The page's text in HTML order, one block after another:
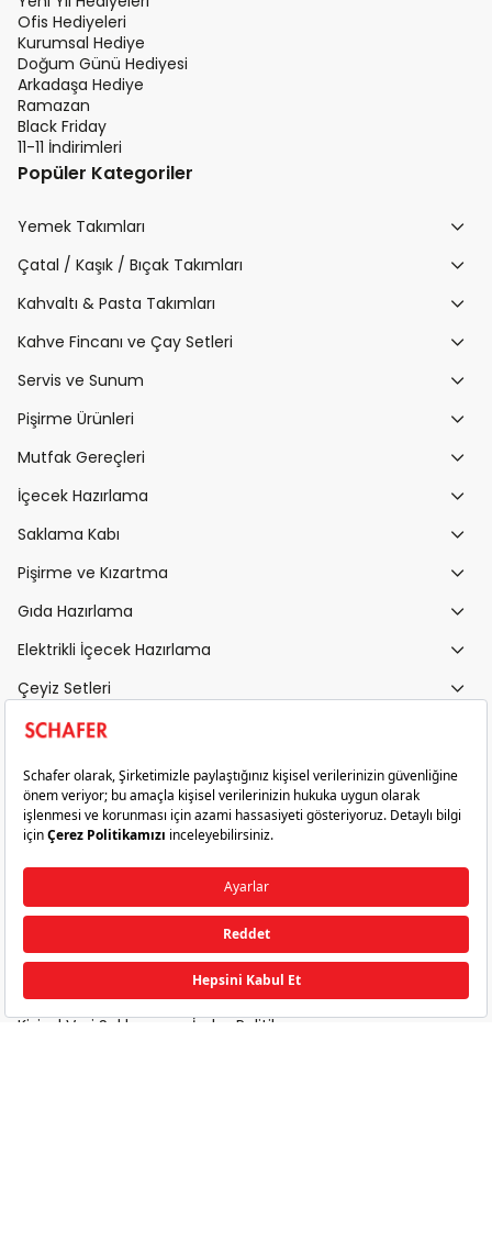
Ofis Hediyeleri
Kurumsal Hediye
Doğum Günü Hediyesi
Arkadaşa Hediye
Ramazan
Black Friday
11-11 İndirimleri
Popüler Kategoriler
Yemek Takımları
Çatal / Kaşık / Bıçak Takımları
Kahvaltı & Pasta Takımları
Kahve Fincanı ve Çay Setleri
Servis ve Sunum
Pişirme Ürünleri
Mutfak Gereçleri
İçecek Hazırlama
Saklama Kabı
Pişirme ve Kızartma
Gıda Hazırlama
Elektrikli İçecek Hazırlama
Çeyiz Setleri
Yatak Odası
Sofra & Mutfak Tekstili
Banyo
Hakkımızda
Franchise Başvuru Sayfası
Güvenlik ve Gizlilik
KVKK Kapsamında Bilgilendirme
Kişisel Veri Saklama ve İmha Politikası